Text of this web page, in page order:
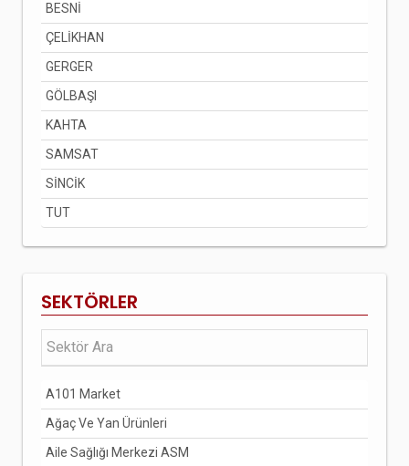
BESNİ
ÇELİKHAN
GERGER
GÖLBAŞI
KAHTA
SAMSAT
SİNCİK
TUT
SEKTÖRLER
A101 Market
Ağaç Ve Yan Ürünleri
Aile Sağlığı Merkezi ASM